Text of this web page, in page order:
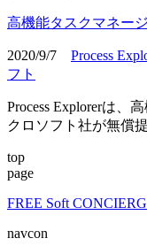
高機能タスクマネージ
2020/9/7 Process
フト
Process Explorerは、
クロソフト社が無償
top
page
FREE Soft
navcon